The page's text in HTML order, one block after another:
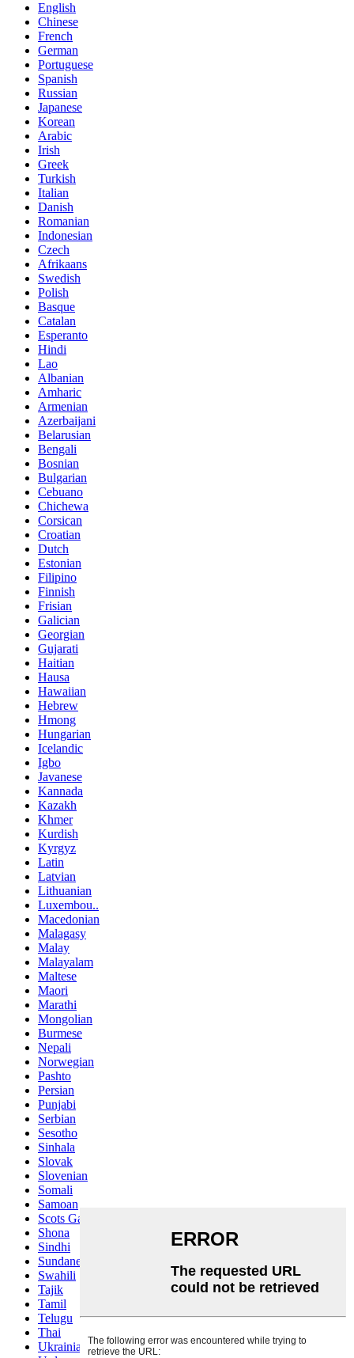
English
Chinese
French
German
Portuguese
Spanish
Russian
Japanese
Korean
Arabic
Irish
Greek
Turkish
Italian
Danish
Romanian
Indonesian
Czech
Afrikaans
Swedish
Polish
Basque
Catalan
Esperanto
Hindi
Lao
Albanian
Amharic
Armenian
Azerbaijani
Belarusian
Bengali
Bosnian
Bulgarian
Cebuano
Chichewa
Corsican
Croatian
Dutch
Estonian
Filipino
Finnish
Frisian
Galician
Georgian
Gujarati
Haitian
Hausa
Hawaiian
Hebrew
Hmong
Hungarian
Icelandic
Igbo
Javanese
Kannada
Kazakh
Khmer
Kurdish
Kyrgyz
Latin
Latvian
Lithuanian
Luxembou..
Macedonian
Malagasy
Malay
Malayalam
Maltese
Maori
Marathi
Mongolian
Burmese
Nepali
Norwegian
Pashto
Persian
Punjabi
Serbian
Sesotho
Sinhala
Slovak
Slovenian
Somali
Samoan
Scots Gaelic
Shona
Sindhi
Sundanese
Swahili
Tajik
Tamil
Telugu
Thai
Ukrainian